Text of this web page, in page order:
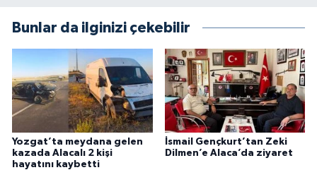
Bunlar da ilginizi çekebilir
Yozgat’ta meydana gelen
kazada Alacalı 2 kişi
hayatını kaybetti
İsmail Gençkurt’tan Zeki
Dilmen’e Alaca’da ziyaret